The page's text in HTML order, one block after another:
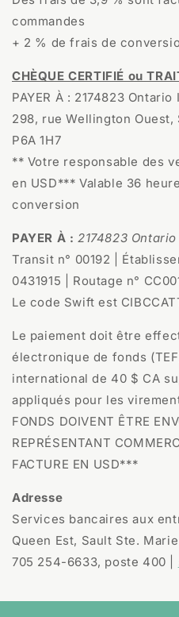
commandes
+ 2 % de frais de
CHÈQUE CERTIFIÉ ou
PAYER À : 2174823 Ontario
298, rue Wellington
P6A 1H7
** Votre responsable des
en USD*** Valable 36
conversion
PAYER À : 2174823
Transit n° 00192 |
0431915 | Routage n°
Le code Swift est
Le paiement doit être
électronique de fonds
international de 40 $ CA
appliqués pour les
FONDS DOIVENT ÊTRE
REPRÉSENTANT
FACTURE EN USD***
Adresse
Services bancaires aux
Queen Est, Sault Ste.
705 254-6633, poste 400 |